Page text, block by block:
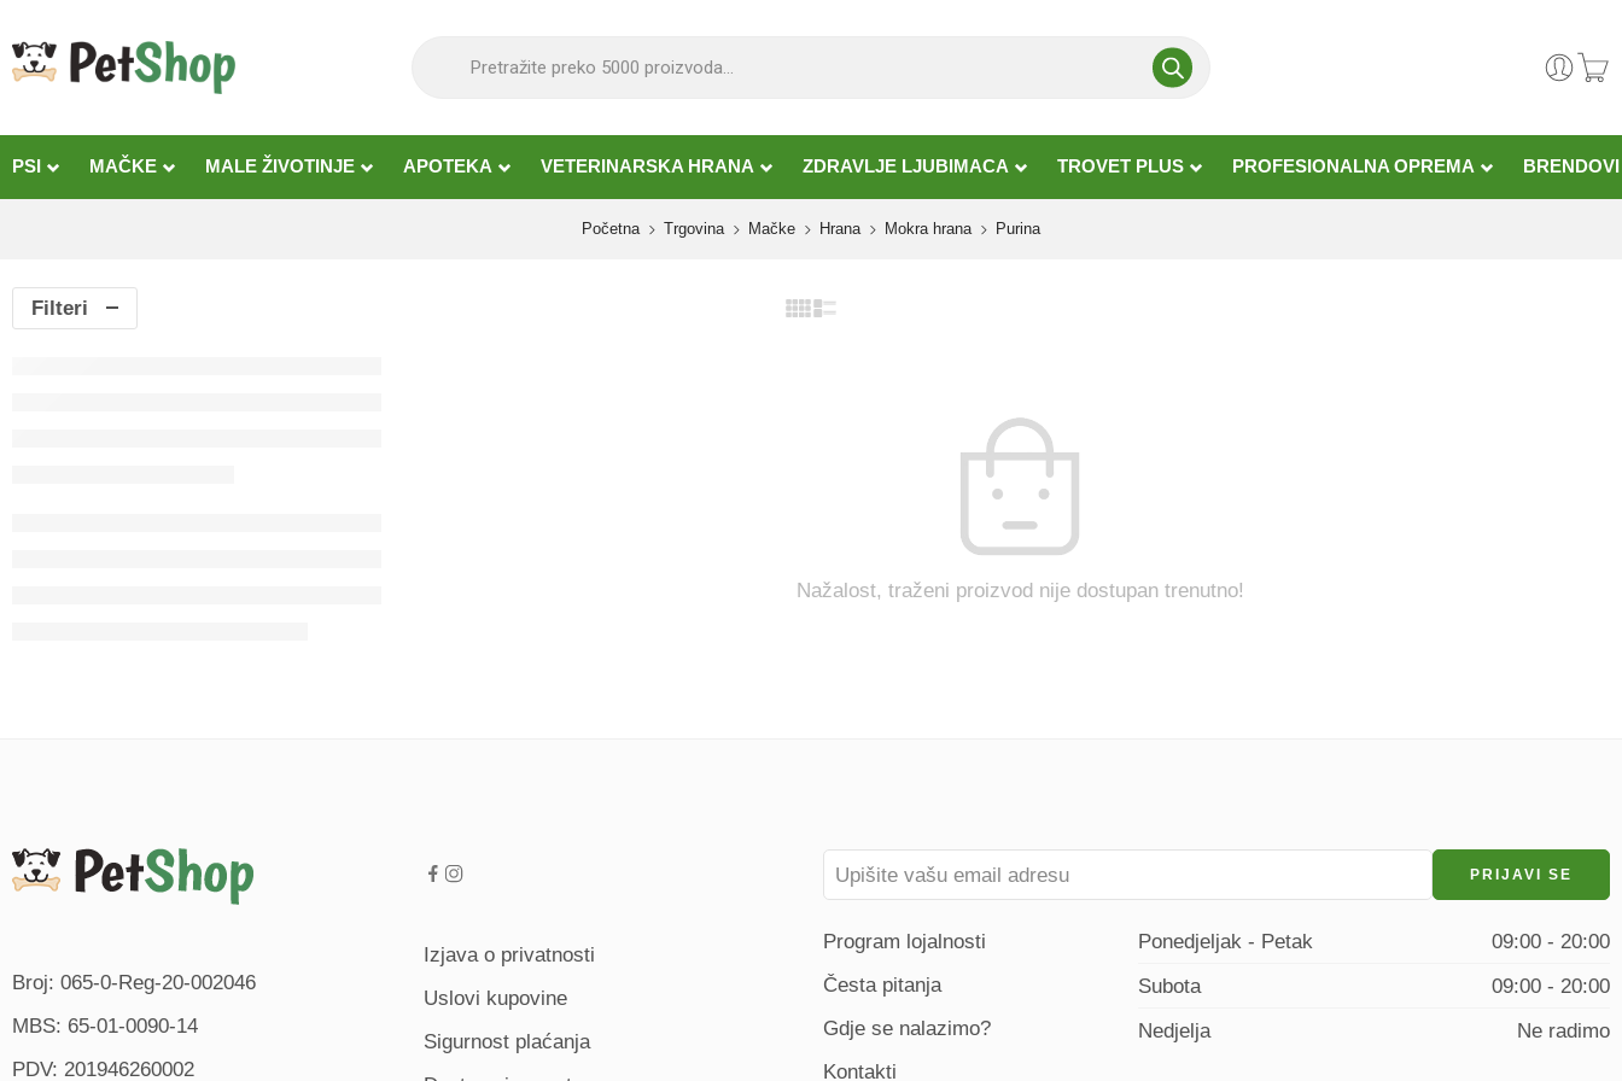
PSI MAČKE MALE ŽIVOTINJE APOTEKA VETERINARSKA HRANA ZDRAVLJE LJUBIMACA TROVET PLUS PROFESIONALNA OPREMA BRENDOVI
Početna Trgovina Mačke Hrana Mokra hrana Purina
Filteri
Nažalost, traženi proizvod nije dostupan trenutno!
Broj: 065-0-Reg-20-002046
MBS: 65-01-0090-14
PDV: 201946260002
Izjava o privatnosti
Uslovi kupovine
Sigurnost plaćanja
Program lojalnosti
Česta pitanja
Gdje se nalazimo?
Kontakti
Ponedjeljak - Petak 09:00 - 20:00
Subota 09:00 - 20:00
Nedjelja Ne radimo